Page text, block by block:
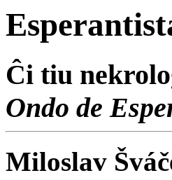
Ĉi tiu
Ondo de
Miloslav